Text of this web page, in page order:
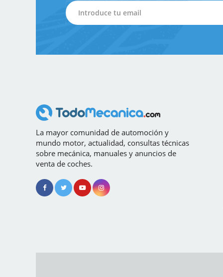
La mayor comunidad de automoción y
mundo motor, actualidad, consultas técnicas
sobre mecánica, manuales y anuncios de
venta de coches.